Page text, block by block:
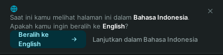
English
日本語
Tiếng Việt
Русский
Español (Latinoamérica)
Saat ini kamu melihat halaman ini dalam Bahasa Indonesia.
Apakah kamu ingin beralih ke English?
Beralih ke
English
Lanjutkan dalam Bahasa Indonesia